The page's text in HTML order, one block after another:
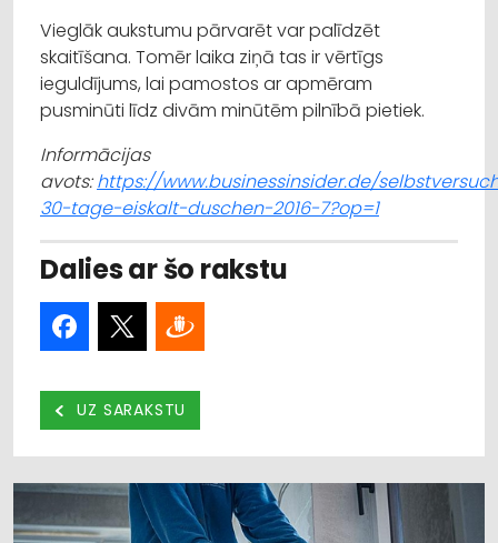
Vieglāk aukstumu pārvarēt var palīdzēt
skaitīšana. Tomēr laika ziņā tas ir vērtīgs
ieguldījums, lai pamostos ar apmēram
pusminūti līdz divām minūtēm pilnībā pietiek.
Informācijas
avots:https://www.businessinsider.de/
30-tage-eiskalt-duschen-2016-7?op=1
Dalies ar šo rakstu
UZ SARAKSTU